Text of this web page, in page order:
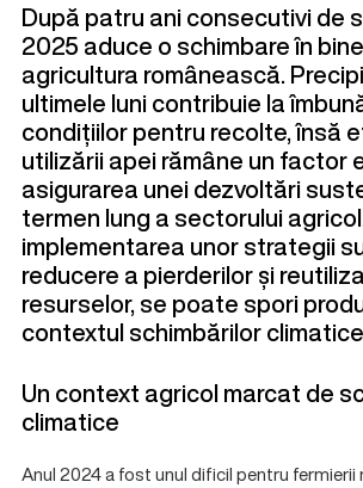
După patru ani consecutivi de
2025 aduce o schimbare în
agricultura românească.
ultimele luni contribuie la
condițiilor pentru recolte, însă
utilizării apei rămâne un factor
asigurarea unei dezvoltări
termen lung a sectorului
implementarea unor strategii
reducere a pierderilor și
resurselor, se poate spori
contextul schimbărilor
Un context agricol marcat de
climatice
Anul 2024 a fost unul dificil pentru fermierii